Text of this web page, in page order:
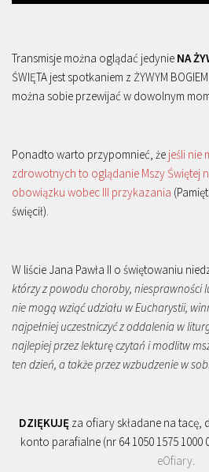
Transmisje można oglądać jedynie NA
ŚWIĘTA jest spotkaniem z ŻYWYM
można sobie przewijać w dowolnym
Ponadto warto przypomnieć, że jeśli nie
zdrowotnych to oglądanie Mszy Świętej
obowiązku wobec III przykazania
święcił).
W liście Jana Pawła II o świętowaniu
którzy z powodu choroby, niesprawności
nie mogą wziąć udziału w Eucharystii,
najpełniej uczestniczyć z oddalenia w
najlepiej przez lekturę czytań i modlitw
ten dzień, a także przez wzbudzenie w
DZIĘKUJĘ za ofiary składane na tacę,
konto parafialne (nr 64 1050 1575 1000
eOfiary.